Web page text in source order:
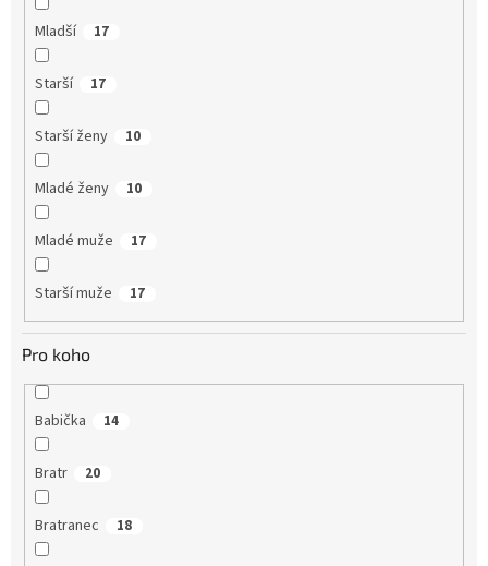
Mladší 17
Starší 17
Starší ženy 10
Mladé ženy 10
Mladé muže 17
Starší muže 17
Pro koho
Babička 14
Bratr 20
Bratranec 18